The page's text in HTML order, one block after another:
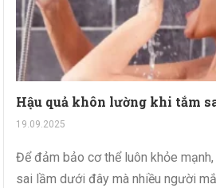
Hậu quả khôn lường khi tắm
19.09.2025
Để đảm bảo cơ thể luôn khỏe
sai lầm dưới đây mà nhiều người